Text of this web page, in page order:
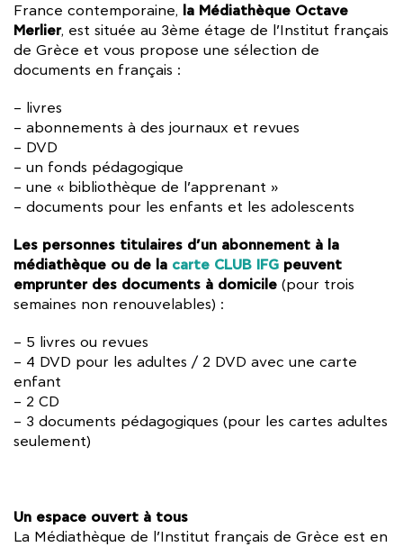
France contemporaine, la Médiathèque Octave
Merlier, est située au 3ème étage de l’Institut français
de Grèce et vous propose une sélection de
documents en français :
– livres
– abonnements à des journaux et revues
– DVD
– un fonds pédagogique
– une « bibliothèque de l’apprenant »
– documents pour les enfants et les adolescents
Les personnes titulaires d’un abonnement à la
médiathèque ou de la carte CLUB IFG peuvent
emprunter des documents à domicile (pour trois
semaines non renouvelables) :
– 5 livres ou revues
– 4 DVD pour les adultes / 2 DVD avec une carte
enfant
– 2 CD
– 3 documents pédagogiques (pour les cartes adultes
seulement)
Un espace ouvert à tous
La Médiathèque de l’Institut français de Grèce est en